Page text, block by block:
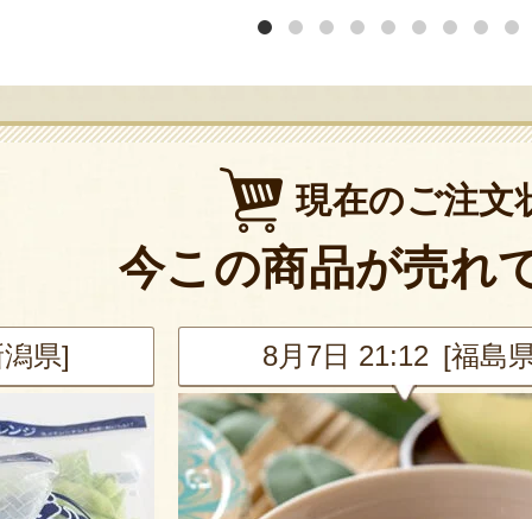
現在のご注文
今この商品が売れ
県] 8月7日 21:12 [福島